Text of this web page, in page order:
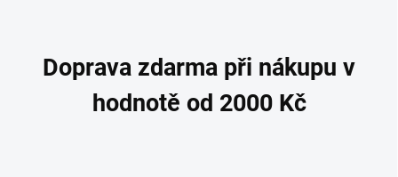
Doprava zdarma při nákupu v
hodnotě od 2000 Kč